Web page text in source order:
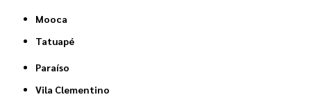
Mooca
Tatuapé
Paraíso
Vila Clementino